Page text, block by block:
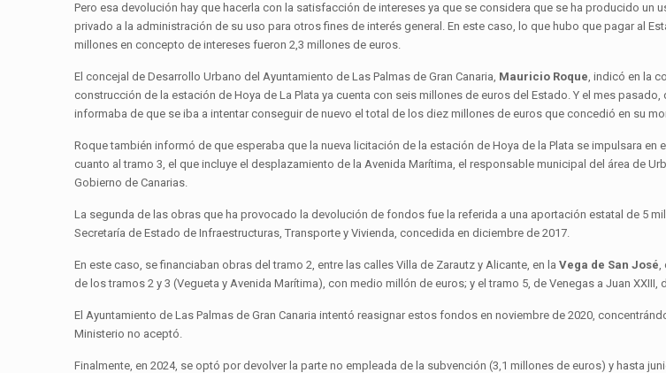
Pero esa devolución hay que hacerla con la satisfacción de intereses ya que se considera que se ha producido un
privado a la administración de su uso para otros fines de interés general. En este caso, lo que hubo que pagar al
millones en concepto de intereses fueron 2,3 millones de euros.
El concejal de Desarrollo Urbano del Ayuntamiento de Las Palmas de Gran Canaria, Mauricio Roque, indicó en la
construcción de la estación de Hoya de La Plata ya cuenta con seis millones de euros del Estado. Y el mes
informaba de que se iba a intentar conseguir de nuevo el total de los diez millones de euros que concedió en su
Roque también informó de que esperaba que la nueva licitación de la estación de Hoya de la Plata se impulsara en
cuanto al tramo 3, el que incluye el desplazamiento de la Avenida Marítima, el responsable municipal del área de
Gobierno de Canarias.
La segunda de las obras que ha provocado la devolución de fondos fue la referida a una aportación estatal de 5
Secretaría de Estado de Infraestructuras, Transporte y Vivienda, concedida en diciembre de 2017.
En este caso, se financiaban obras del tramo 2, entre las calles Villa de Zarautz y Alicante, en la Vega de San José,
de los tramos 2 y 3 (Vegueta y Avenida Marítima), con medio millón de euros; y el tramo 5, de Venegas a Juan
El Ayuntamiento de Las Palmas de Gran Canaria intentó reasignar estos fondos en noviembre de 2020,
Ministerio no aceptó.
Finalmente, en 2024, se optó por devolver la parte no empleada de la subvención (3,1 millones de euros) y hasta